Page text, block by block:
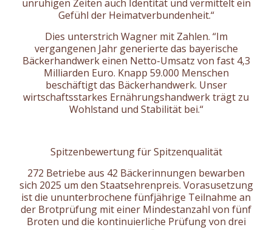
unruhigen Zeiten auch Identität und vermittelt ein
Gefühl der Heimatverbundenheit.“
Dies unterstrich Wagner mit Zahlen. “Im
vergangenen Jahr generierte das bayerische
Bäckerhandwerk einen Netto-Umsatz von fast 4,3
Milliarden Euro. Knapp 59.000 Menschen
beschäftigt das Bäckerhandwerk. Unser
wirtschaftsstarkes Ernährungshandwerk trägt zu
Wohlstand und Stabilität bei.“
Spitzenbewertung für Spitzenqualität
272 Betriebe aus 42 Bäckerinnungen bewarben
sich 2025 um den Staatsehrenpreis. Vorasusetzung
ist die ununterbrochene fünfjährige Teilnahme an
der Brotprüfung mit einer Mindestanzahl von fünf
Broten und die kontinuierliche Prüfung von drei